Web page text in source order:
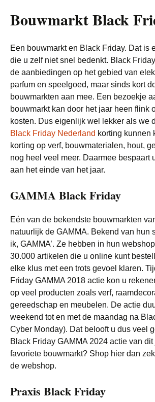
Bouwmarkt Black
Een bouwmarkt en Black Friday. Dat is
die u zelf niet snel bedenkt. Black
de aanbiedingen op het gebied van
parfum en speelgoed, maar sinds kort
bouwmarkten aan mee. Een bezoekje
bouwmarkt kan door het jaar heen flink
kosten. Dus eigenlijk wel lekker als we
Black Friday Nederland korting kunnen
korting op verf, bouwmaterialen, hout,
nog heel veel meer. Daarmee bespaart
aan het einde van het jaar.
GAMMA Black Friday
Eén van de bekendste bouwmarkten
natuurlijk de GAMMA. Bekend van hun
ik, GAMMA’. Ze hebben in hun
30.000 artikelen die u online kunt
elke klus met een trots gevoel klaren.
Friday GAMMA 2018 actie kon u
op veel producten zoals verf,
gereedschap en meubelen. De actie
weekend tot en met de maandag na
Cyber Monday). Dat belooft u dus veel
Black Friday GAMMA 2024 actie van dit
favoriete bouwmarkt? Shop hier dan
de webshop.
Praxis Black Friday